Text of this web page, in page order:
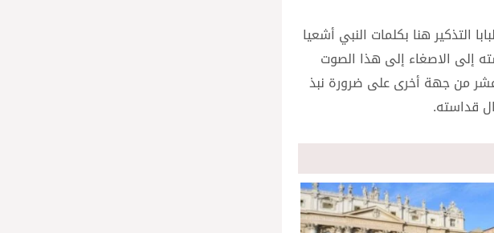
التذكير هنا بكلمات النبي أشعيا
إلى الاصغاء إلى هذا الصوت
عشر من جهة أخرى على ضرورة نبذ
قداسته.